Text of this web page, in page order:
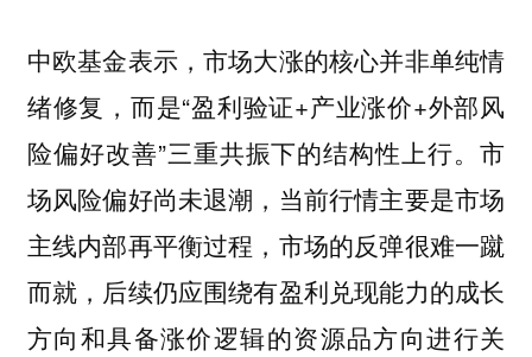
中欧基金表示，市场大涨的核心并非单纯情
绪修复，而是“盈利验证+产业涨价+外部风
险偏好改善”三重共振下的结构性上行。市
场风险偏好尚未退潮，当前行情主要是市场
主线内部再平衡过程，市场的反弹很难一蹴
而就，后续仍应围绕有盈利兑现能力的成长
方向和具备涨价逻辑的资源品方向进行关